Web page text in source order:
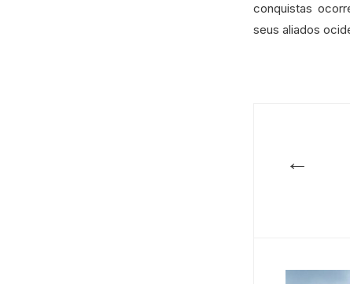
conquistas
seus aliados
←